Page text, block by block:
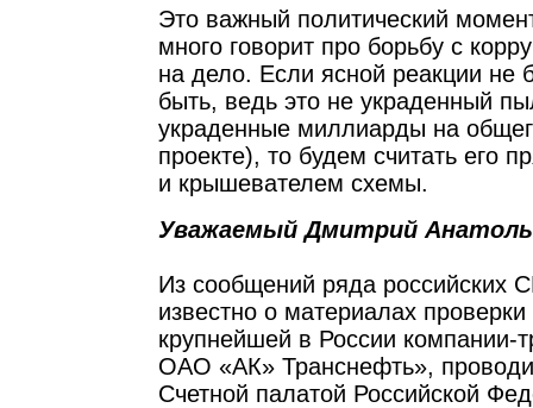
Это важный политический
много говорит про борьбу с
на дело. Если ясной реакции не
быть, ведь это не украденный
украденные миллиарды на
проекте), то будем считать его
и крышевателем схемы.
Уважаемый Дмитрий
Из сообщений ряда российских
известно о материалах проверки
крупнейшей в России компании-
ОАО «АК» Транснефть»,
Счетной палатой Российской